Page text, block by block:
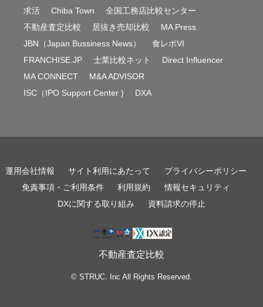
求活
Chiba Town
全国工務店比較センター
不動産査定比較
居抜き売却比較
MA Press
JBN（Japan Bussiness News）
食レポVI
FRANCHISE.JP
士業比較ネット
Direct Influencer
MA CONNECT
M&A ADVISOR
ISC（IPO Support Center )
DXA
運用会社情報 サイト利用にあたって
プライバシーポリシー
免責事項・ご利用条件
利用規約
情報セキュリティ
DXに関する取り組み
資料請求の停止
不動産査定比較
© STRUC. Inc All Rights Reserved.